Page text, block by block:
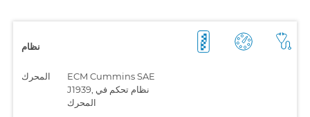
نظام
المحرك
ECM Cummins SAE
J1939, نظام تحكم في
المحرك